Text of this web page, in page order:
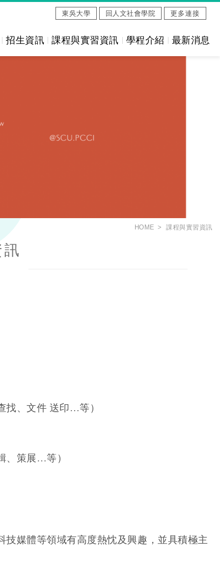
招生資訊 課程與實習資訊 學程介紹 最新消息
東吳大學 回人文社會學院 更多連接
HOME 課程與實習資訊
找、文件 送印…等）
、策展…等）
媒體等領域有高度熱忱及興趣，並具積極主